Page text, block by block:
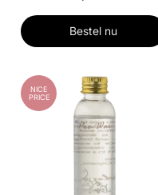
Bestel nu
NICE
PRICE